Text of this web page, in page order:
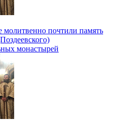
почтили память
монастырей